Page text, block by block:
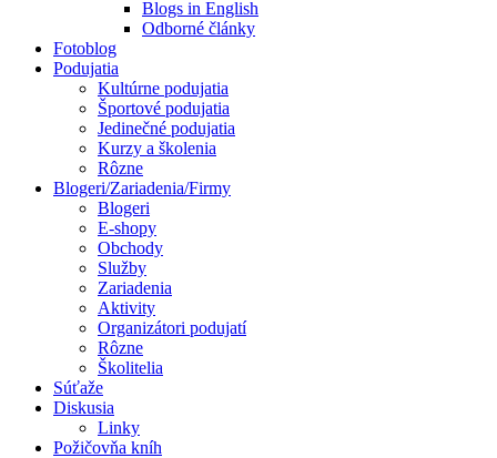
Blogs in English
Odborné články
Fotoblog
Podujatia
Kultúrne podujatia
Športové podujatia
Jedinečné podujatia
Kurzy a školenia
Rôzne
Blogeri/Zariadenia/Firmy
Blogeri
E-shopy
Obchody
Služby
Zariadenia
Aktivity
Organizátori podujatí
Rôzne
Školitelia
Súťaže
Diskusia
Linky
Požičovňa kníh